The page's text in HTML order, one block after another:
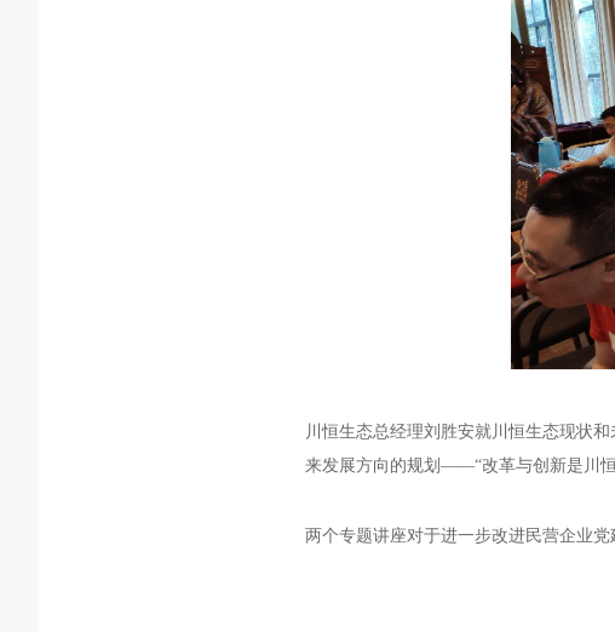
川恒生态总经理刘胜安就川恒生态现状和
来发展方向 的规划 ——“改革与创新是川
两个专题讲座对于进一步改进民营企业